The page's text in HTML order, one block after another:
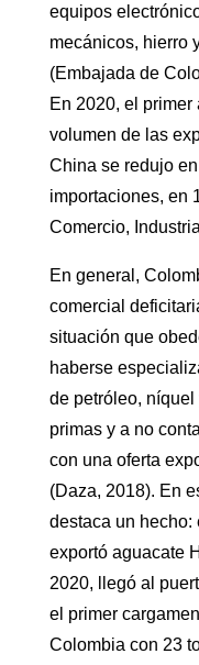
equipos
mecánicos, hierro
(Embajada de
En 2020, el primer
volumen de las
China se redujo
importaciones, en
Comercio,
En general,
comercial
situación que
haberse
de petróleo, níquel
primas y a no
con una oferta
(Daza, 2018). En
destaca un hecho:
exportó aguacate
2020, llegó al
el primer
Colombia con 23